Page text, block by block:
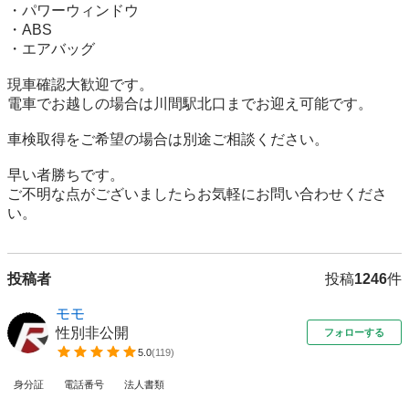
・パワーウィンドウ
・ABS
・エアバッグ
現車確認大歓迎です。
電車でお越しの場合は川間駅北口までお迎え可能です。
車検取得をご希望の場合は別途ご相談ください。
早い者勝ちです。
ご不明な点がございましたらお気軽にお問い合わせくださ
い。
投稿者 投稿1246件
モモ
性別非公開
5.0(119)
フォローする
身分証 電話番号 法人書類